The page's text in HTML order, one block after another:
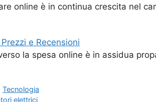
online è in continua crescita nel
e Recensioni
la spesa online è in assidua
Tecnologia
elettrici